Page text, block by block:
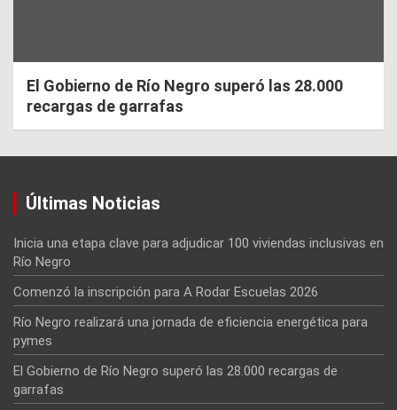
El Gobierno de Río Negro superó las 28.000
recargas de garrafas
Últimas Noticias
Inicia una etapa clave para adjudicar 100 viviendas inclusivas en
Río Negro
Comenzó la inscripción para A Rodar Escuelas 2026
Río Negro realizará una jornada de eficiencia energética para
pymes
El Gobierno de Río Negro superó las 28.000 recargas de
garrafas